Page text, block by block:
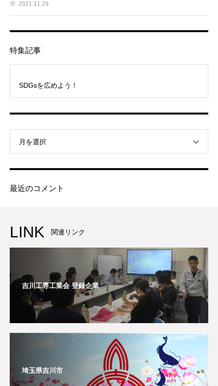
2021.11.29
特集記事
SDGsを広めよう！
月を選択
最近のコメント
LINK 関連リンク
吉川工専工業会 登録企業
埼玉県吉川市